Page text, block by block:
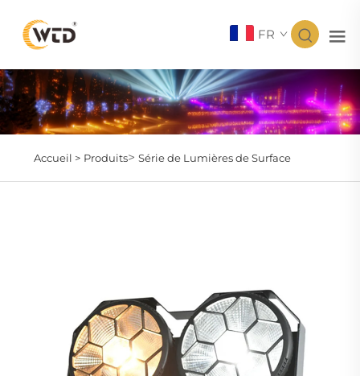
FR
Accueil > Produits> Série de Lumières de Surface